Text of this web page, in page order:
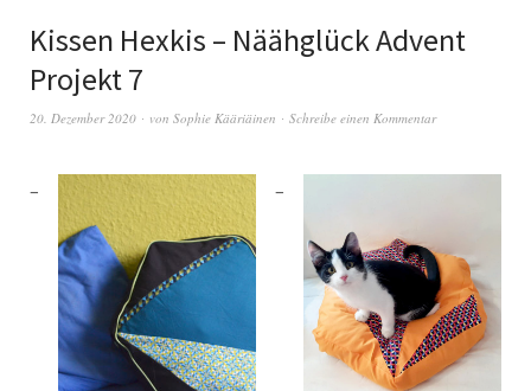
Kissen Hexkis – Näähglück Advent
Projekt 7
20. Dezember 2020 von Sophie Kääriäinen Schreibe einen Kommentar